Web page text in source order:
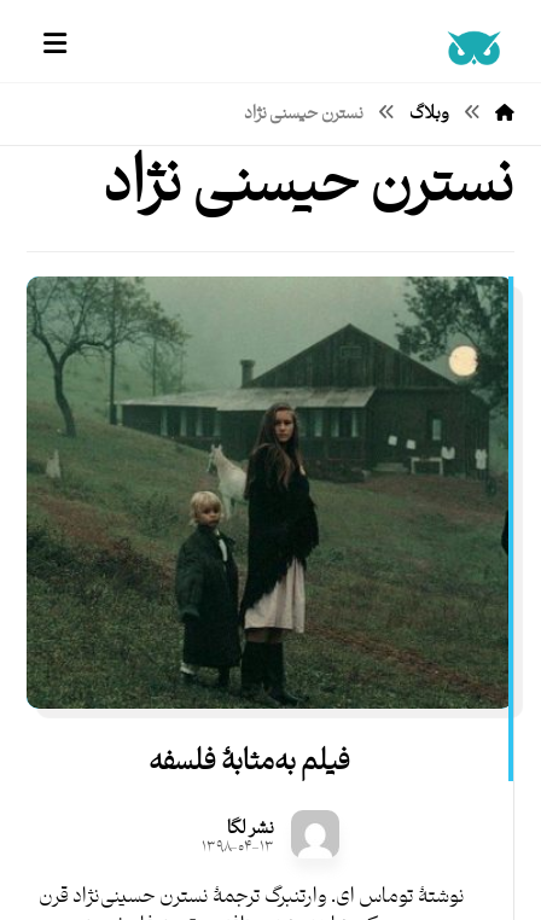
وبلاگ نسترن حیسنی نژاد
نسترن حیسنی نژاد
فیلم به‌مثابۀ فلسفه
نشر لگا
۱۳۹۸-۰۴-۱۳
نوشتۀ توماس ای. وارتنبرگ ترجمۀ نسترن حسینی‌نژاد قرن